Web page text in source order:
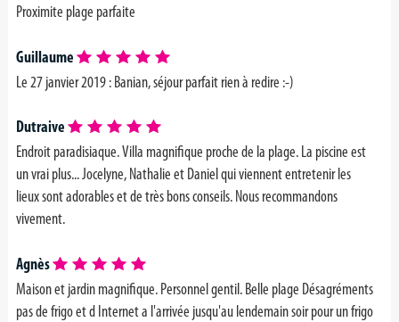
Proximite plage parfaite
Guillaume
Le 27 janvier 2019 : Banian, séjour parfait rien à redire :-)
Dutraive
Endroit paradisiaque. Villa magnifique proche de la plage. La piscine est
un vrai plus... Jocelyne, Nathalie et Daniel qui viennent entretenir les
lieux sont adorables et de très bons conseils. Nous recommandons
vivement.
Agnès
Maison et jardin magnifique. Personnel gentil. Belle plage Désagréments
pas de frigo et d Internet a l'arrivée jusqu'au lendemain soir pour un frigo